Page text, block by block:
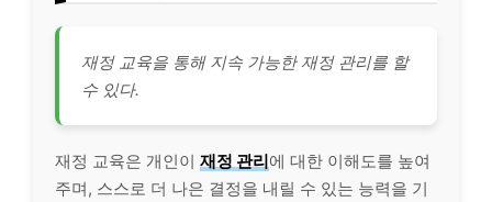
재정 교육을 통해 지속 가능한 재정 관리를 할
수 있다.
재정 교육은 개인이 재정 관리에 대한 이해도를 높여
주며, 스스로 더 나은 결정을 내릴 수 있는 능력을 기